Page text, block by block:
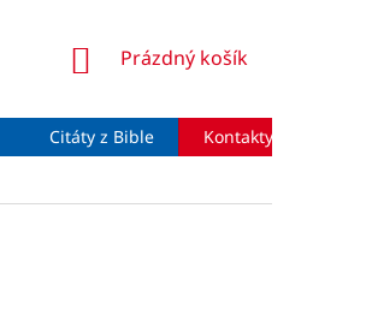
NÁKUPNÍ
Prázdný košík
Citáty z Bible Kontakty